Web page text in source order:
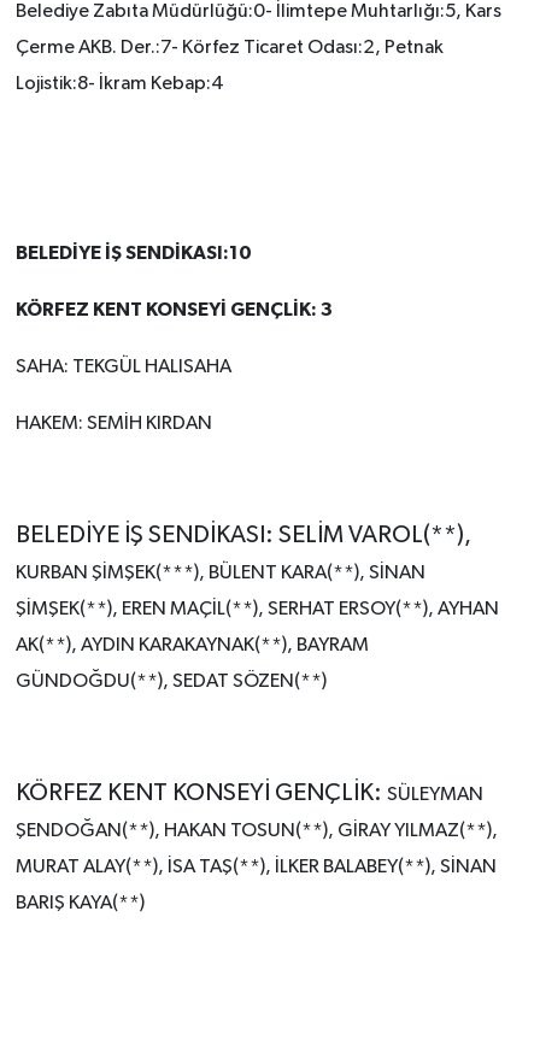
Belediye Zabıta Müdürlüğü:0- İlimtepe Muhtarlığı:5, Kars
Çerme AKB. Der.:7- Körfez Ticaret Odası:2, Petnak
Lojistik:8- İkram Kebap:4
BELEDİYE İŞ SENDİKASI:10
KÖRFEZ KENT KONSEYİ GENÇLİK: 3
SAHA: TEKGÜL HALISAHA
HAKEM: SEMİH KIRDAN
BELEDİYE İŞ SENDİKASI: SELİM VAROL(**),
KURBAN ŞİMŞEK(***), BÜLENT KARA(**), SİNAN
ŞİMŞEK(**), EREN MAÇİL(**), SERHAT ERSOY(**), AYHAN
AK(**), AYDIN KARAKAYNAK(**), BAYRAM
GÜNDOĞDU(**), SEDAT SÖZEN(**)
KÖRFEZ KENT KONSEYİ GENÇLİK: SÜLEYMAN
ŞENDOĞAN(**), HAKAN TOSUN(**), GİRAY YILMAZ(**),
MURAT ALAY(**), İSA TAŞ(**), İLKER BALABEY(**), SİNAN
BARIŞ KAYA(**)